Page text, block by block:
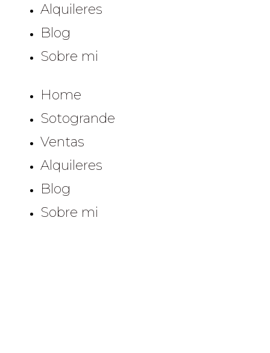
Alquileres
Blog
Sobre mi
Home
Sotogrande
Ventas
Alquileres
Blog
Sobre mi